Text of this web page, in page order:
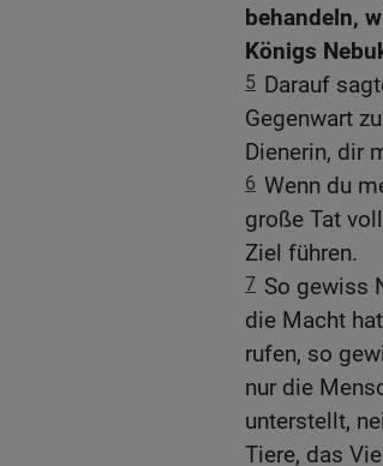
behandeln,
Königs
5 Darauf
Gegenwart
Dienerin, dir
6 Wenn du
große Tat
Ziel führen.
7 So gewiss
die Macht
rufen, so
nur die
unterstellt,
Tiere, das